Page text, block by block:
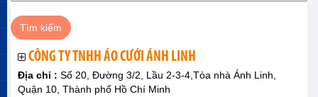
CÔNG TY TNHH ÁO CƯỚI ÁNH LINH
Địa chỉ : Số 20, Đường 3/2, Lầu 2-3-4,Tòa nhà Ánh Linh,
Quận 10, Thành phố Hồ Chí Minh